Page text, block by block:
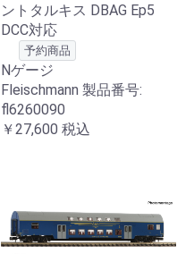
ントタルキス DBAG Ep5
DCC対応
予約商品
Nゲージ
Fleischmann 製品番号:
fl6260090
￥27,600 税込